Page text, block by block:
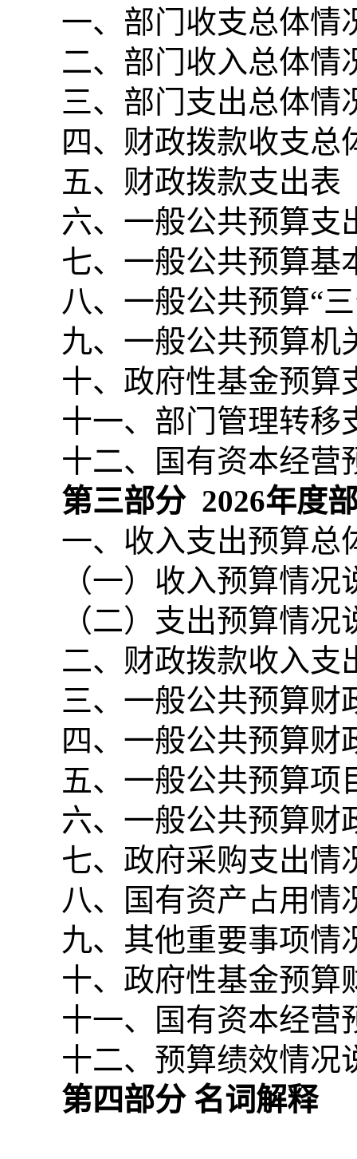
一、部门收支总体情
二、部门收入总体情
三、部门支出总体情
四、财政拨款收支总
五、财政拨款支出表
六、一般公共预算支
七、一般公共预算基
八、一般公共预算“
九、一般公共预算机
十、政府性基金预算
十一、部门管理转移
十二、国有资本经营
第三部分 2026年度
一、收入支出预算总
（一）收入预算情况
（二）支出预算情况
二、财政拨款收入支
三、一般公共预算财
四、一般公共预算财
五、一般公共预算项
六、一般公共预算财
七、政府采购支出情
八、国有资产占用情
九、其他重要事项情
十、政府性基金预算
十一、国有资本经营
十二、预算绩效情况
第四部分 名词解释